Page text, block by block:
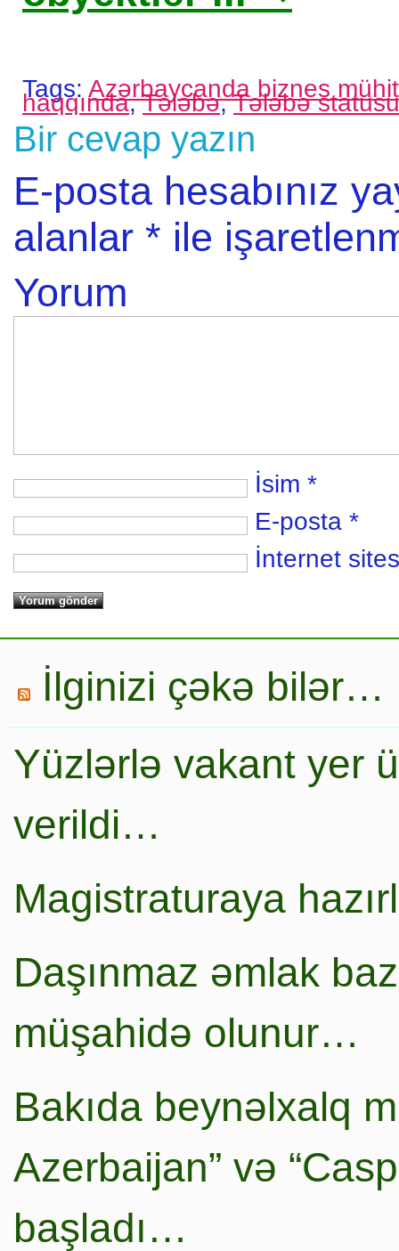
Tags: Azərbaycanda biznes
haqqında,Tələbə,Tələbə statusu
Bir cevap yazın
E-posta hesabınız
alanlar * ile
Yorum
İsim *
E-posta *
İnternet
İlginizi çəkə bilər…
Yüzlərlə vakant yer
verildi…
Magistraturaya
Daşınmaz əmlak
müşahidə olunur…
Bakıda beynəlxalq
Azerbaijan” və
başladı…